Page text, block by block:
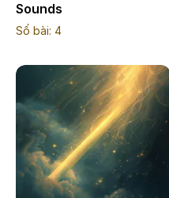
Sounds
Số bài: 4